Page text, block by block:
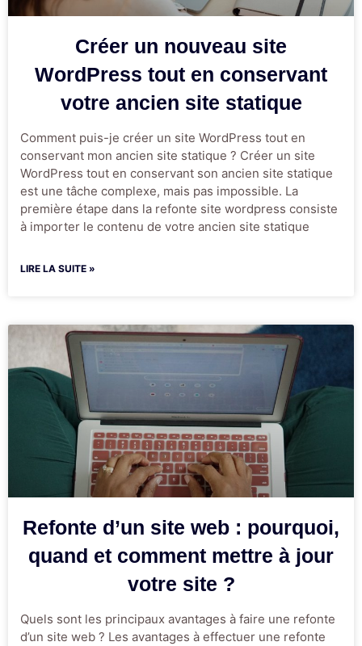
Créer un nouveau site
WordPress tout en conservant
votre ancien site statique
Comment puis-je créer un site WordPress tout en
conservant mon ancien site statique ? Créer un site
WordPress tout en conservant son ancien site statique
est une tâche complexe, mais pas impossible. La
première étape dans la refonte site wordpress consiste
à importer le contenu de votre ancien site statique
LIRE LA SUITE »
Refonte d’un site web : pourquoi,
quand et comment mettre à jour
votre site ?
Quels sont les principaux avantages à faire une refonte
d’un site web ? Les avantages à effectuer une refonte